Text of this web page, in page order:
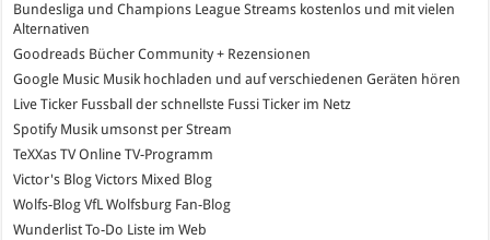
Bundesliga und Champions League Streams kostenlos und mit vielen
Alternativen
Goodreads Bücher Community + Rezensionen
Google Music Musik hochladen und auf verschiedenen Geräten hören
Live Ticker Fussball
der schnellste Fussi Ticker im Netz
SpotifyMusik umsonst per Stream
TeXXas TVOnline TV-Programm
Victor's Blog Victors Mixed Blog
Wolfs-Blog VfL Wolfsburg Fan-Blog
WunderlistTo-Do Liste im Web